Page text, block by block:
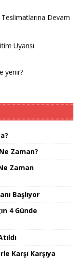
Devam
Uyarısı
yenir?
Zaman?
Zaman
Başlıyor
4 Günde
Karşı Karşıya